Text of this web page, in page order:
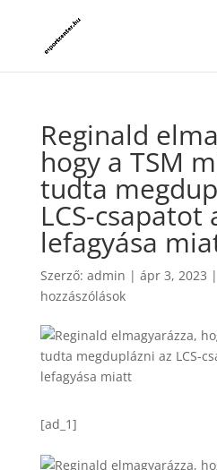
Reginald
hogy a TSM
tudta
LCS-
lefagyása
Szerző: admin | ápr 3, 2023 |
hozzászólások
[ad_1]